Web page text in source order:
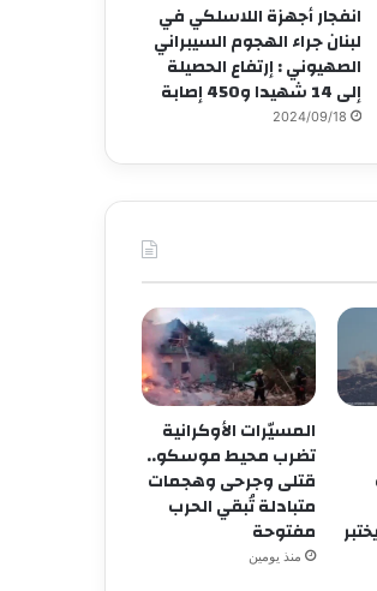
انفجار أجهزة اللاسلكي في
لبنان جراء الهجوم السيبراني
الصهيوني : إرتفاع الحصيلة
إلى 14 شهيدا و450 إصابة
2024/09/18
المسيّرات الأوكرانية
تضرب محيط موسكو..
قتلى وجرحى وهجمات
متبادلة تُبقي الحرب
مفتوحة
منذ يومين